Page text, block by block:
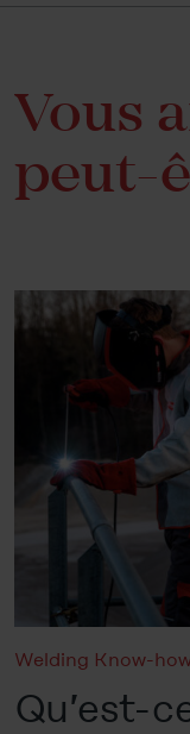
Vous
peut-
Welding Know-
Qu’est-